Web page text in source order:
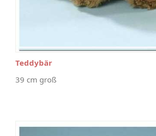
Teddybär
39 cm groß